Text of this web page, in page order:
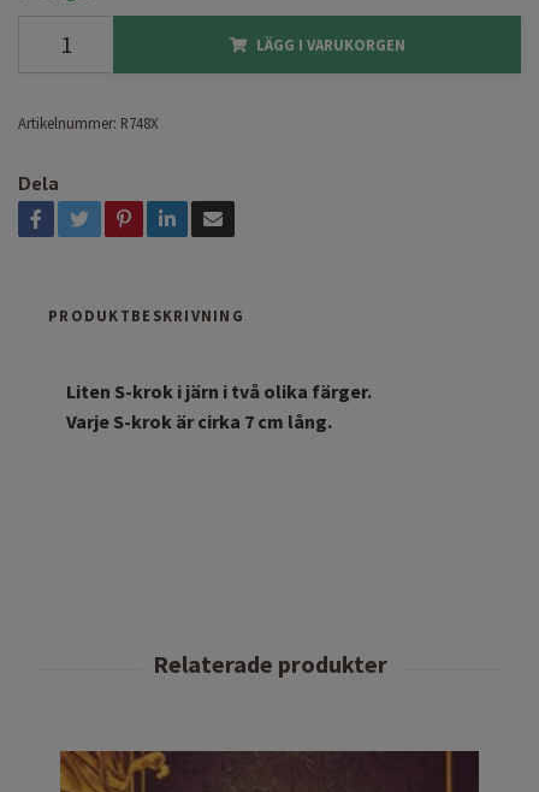
LÄGG I VARUKORGEN
Artikelnummer: R748X
Dela
PRODUKTBESKRIVNING
Liten S-krok i järn i två olika färger.
Varje S-krok är cirka 7 cm lång.